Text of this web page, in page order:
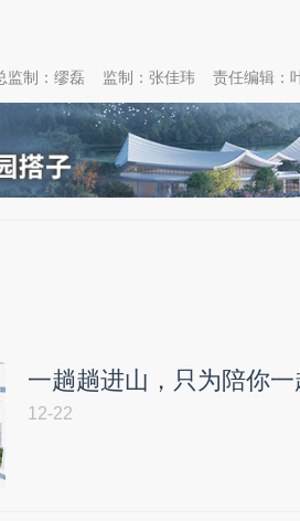
责任编辑：
监制：张佳玮
监制：缪磊
一趟趟进山，只为陪你一
12-22